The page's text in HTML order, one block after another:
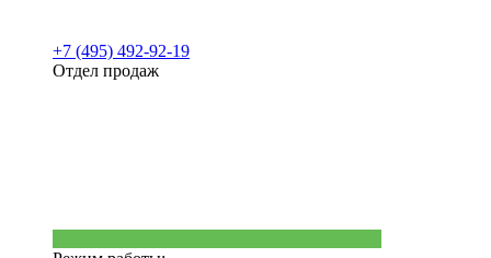
+7 (495) 492-92-19
Отдел продаж